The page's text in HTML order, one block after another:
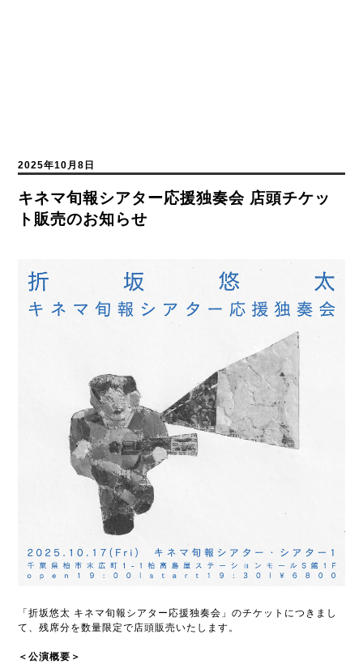
2025年10月8日
キネマ旬報シアター応援独奏会 店頭チケッ
ト販売のお知らせ
「折坂悠太 キネマ旬報シアター応援独奏会」のチケットにつきまし
て、残席分を数量限定で店頭販売いたします。
＜公演概要＞